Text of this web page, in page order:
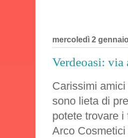
mercoledì 2
Verdeoasi:
Carissimi amici
sono lieta di
potete trovare
Arco